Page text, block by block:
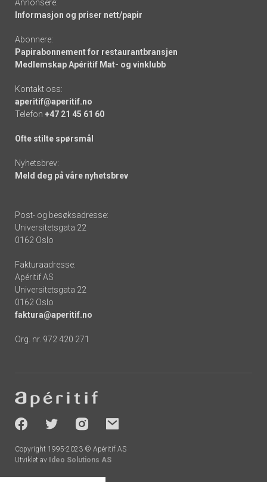
Annonsere:
Informasjon og priser nett/papir
Abonnere:
Papirabonnement for restaurantbransjen
Medlemskap Apéritif Mat- og vinklubb
Kontakt oss:
aperitif@aperitif.no
Telefon +47 21 45 61 60
Ofte stilte spørsmål
Nyhetsbrev:
Meld deg på våre nyhetsbrev
Post- og besøksadresse:
Universitetsgata 22
0162 Oslo
Fakturaadresse:
Apéritif AS
Universitetsgata 22
0162 Oslo
faktura@aperitif.no
Org. nr. 972 420 271
-
socials
Copyright 1995-2023 © Apéritif AS
Utviklet av Ideo Solutions AS